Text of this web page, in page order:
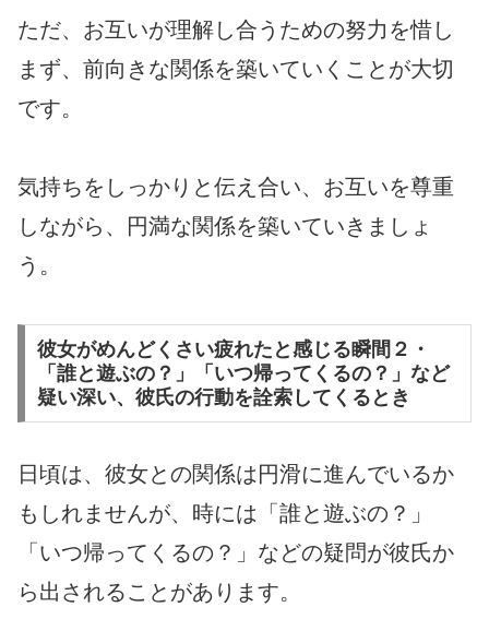
ただ、お互いが理解し合うための努力を惜し
まず、前向きな関係を築いていくことが大切
です。
気持ちをしっかりと伝え合い、お互いを尊重
しながら、円満な関係を築いていきましょ
う。
彼女がめんどくさい疲れたと感じる瞬間２・
「誰と遊ぶの？」「いつ帰ってくるの？」など
疑い深い、彼氏の行動を詮索してくるとき
日頃は、彼女との関係は円滑に進んでいるか
もしれませんが、時には「誰と遊ぶの？」
「いつ帰ってくるの？」などの疑問が彼氏か
ら出されることがあります。